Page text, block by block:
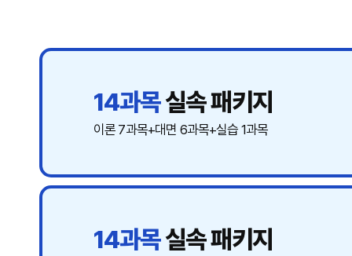
14과목실속 패키지
이론 7과목+대면 6과목+실습 1과목
14과목실속 패키지